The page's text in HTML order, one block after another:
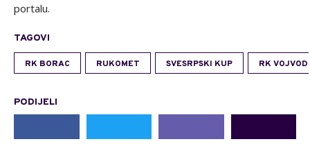
portalu.
TAGOVI
RK BORAC RUKOMET SVESRPSKI KUP RK
PODIJELI